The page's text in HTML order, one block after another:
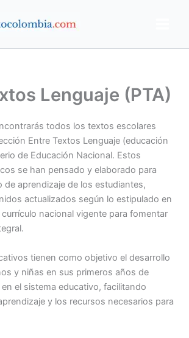
Lenguaje (PTA)
todos los textos escolares
Entre Textos Lenguaje (educación
de Educación Nacional. Estos
se han pensado y elaborado para
de aprendizaje de los estudiantes,
actualizados según lo estipulado en
nacional vigente para fomentar
tienen como objetivo el desarrollo
y niñas en sus primeros años de
el sistema educativo, facilitando
y los recursos necesarios para